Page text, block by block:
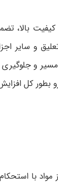
کیفیت
و سایر
جلوگیری
کل
با